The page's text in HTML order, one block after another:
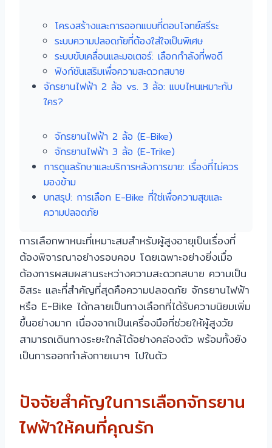
โครงสร้างและการออกแบบที่ตอบโจทย์สรีระ
ระบบความปลอดภัยที่ต้องใส่ใจเป็นพิเศษ
ระบบขับเคลื่อนและมอเตอร์: เลือกกำลังที่พอดี
ฟังก์ชันเสริมเพื่อความสะดวกสบาย
จักรยานไฟฟ้า 2 ล้อ vs. 3 ล้อ: แบบไหนเหมาะกับ
ใคร?
จักรยานไฟฟ้า 2 ล้อ (E-Bike)
จักรยานไฟฟ้า 3 ล้อ (E-Trike)
การดูแลรักษาและบริการหลังการขาย: เรื่องที่ไม่ควร
มองข้าม
บทสรุป: การเลือก E-Bike ที่ใช่เพื่อความสุขและ
ความปลอดภัย
การเลือกพาหนะที่เหมาะสมสำหรับผู้สูงอายุเป็นเรื่องที่
ต้องพิจารณาอย่างรอบคอบ โดยเฉพาะอย่างยิ่งเมื่อ
ต้องการผสมผสานระหว่างความสะดวกสบาย ความเป็น
อิสระ และที่สำคัญที่สุดคือความปลอดภัย จักรยานไฟฟ้า
หรือ E-Bike ได้กลายเป็นทางเลือกที่ได้รับความนิยมเพิ่ม
ขึ้นอย่างมาก เนื่องจากเป็นเครื่องมือที่ช่วยให้ผู้สูงวัย
สามารถเดินทางระยะใกล้ได้อย่างคล่องตัว พร้อมทั้งยัง
เป็นการออกกำลังกายเบาๆ ไปในตัว
ปัจจัยสำคัญในการเลือกจักรยาน
ไฟฟ้าให้คนที่คุณรัก